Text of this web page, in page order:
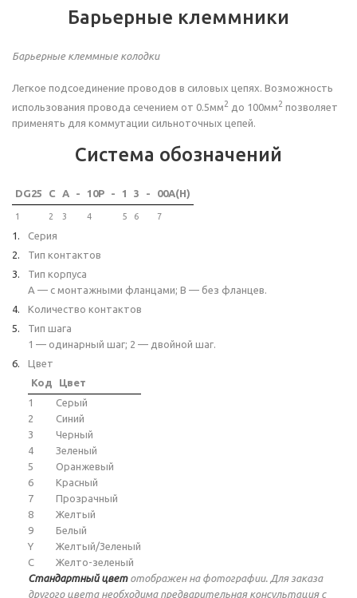
Барьерные клеммники
Барьерные клеммные колодки
Легкое подсоединение проводов в силовых цепях. Возможность
использования провода сечением от 0.5мм2 до 100мм2 позволяет
применять для коммутации сильноточных цепей.
Система обозначений
DG25 C A - 10P - 1 3 - 00A(H)
1 2 3 4 5 6 7
Серия
Тип контактов
Тип корпуса
A — с монтажными фланцами; B — без фланцев.
Количество контактов
Тип шага
1 — одинарный шаг; 2 — двойной шаг.
Цвет
Код
Цвет
1
Серый
2
Синий
3
Черный
4
Зеленый
5
Оранжевый
6
Красный
7
Прозрачный
8
Желтый
9
Белый
Y
Желтый/Зеленый
C
Желто-зеленый
Стандартный цветотображен на фотографии. Для заказа
другого цвета необходима предварительная консультация с